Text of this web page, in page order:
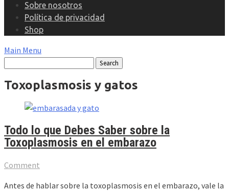
Sobre nosotros
Política de privacidad
Shop
Main Menu
Toxoplasmosis y gatos
Todo lo que Debes Saber sobre la
Toxoplasmosis en el embarazo
Comment
Antes de hablar sobre la toxoplasmosis en el embarazo, vale la